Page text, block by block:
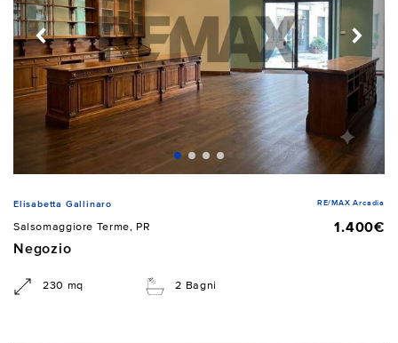
Elisabetta Gallinaro RE/MAX Arcadia
Salsomaggiore Terme, PR
1.400€
Negozio
230 mq 2 Bagni